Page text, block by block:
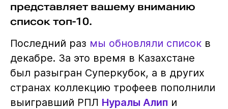
представляет вашему вниманию
список топ-10.
Последний раз мы обновляли списокв
декабре. За это время в Казахстане
был разыгран Суперкубок, а в других
странах коллекцию трофеев пополнили
выигравший РПЛ Нуралы Алип и